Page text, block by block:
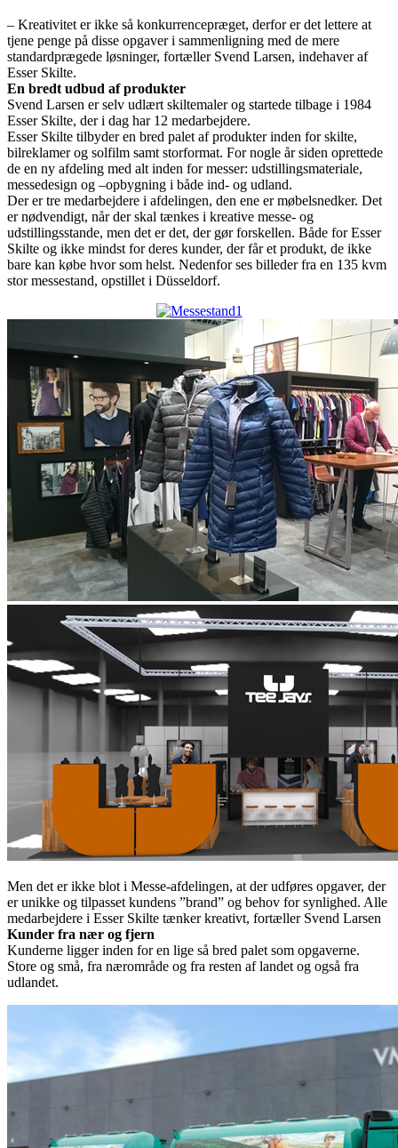
– Kreativitet er ikke så konkurrencepræget, derfor er det lettere at
tjene penge på disse opgaver i sammenligning med de mere
standardprægede løsninger, fortæller Svend Larsen, indehaver af
Esser Skilte.
En bredt udbud af produkter
Svend Larsen er selv udlært skiltemaler og startede tilbage i 1984
Esser Skilte, der i dag har 12 medarbejdere.
Esser Skilte tilbyder en bred palet af produkter inden for skilte,
bilreklamer og solfilm samt storformat. For nogle år siden oprettede
de en ny afdeling med alt inden for messer: udstillingsmateriale,
messedesign og –opbygning i både ind- og udland.
Der er tre medarbejdere i afdelingen, den ene er møbelsnedker. Det
er nødvendigt, når der skal tænkes i kreative messe- og
udstillingsstande, men det er det, der gør forskellen. Både for Esser
Skilte og ikke mindst for deres kunder, der får et produkt, de ikke
bare kan købe hvor som helst. Nedenfor ses billeder fra en 135 kvm
stor messestand, opstillet i Düsseldorf.
Men det er ikke blot i Messe-afdelingen, at der udføres opgaver, der
er unikke og tilpasset kundens ”brand” og behov for synlighed. Alle
medarbejdere i Esser Skilte tænker kreativt, fortæller Svend Larsen
Kunder fra nær og fjern
Kunderne ligger inden for en lige så bred palet som opgaverne.
Store og små, fra nærområde og fra resten af landet og også fra
udlandet.